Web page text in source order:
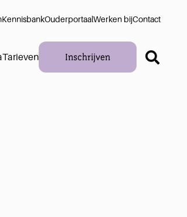
KennisbankOuderportaalWerken bijContact
Tarieven Inschrijven